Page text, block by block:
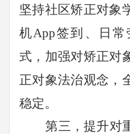
坚持社区矫正对象
机App签到、日常
式，加强对矫正对
正对象法治观念，
稳定。
第三，提升对